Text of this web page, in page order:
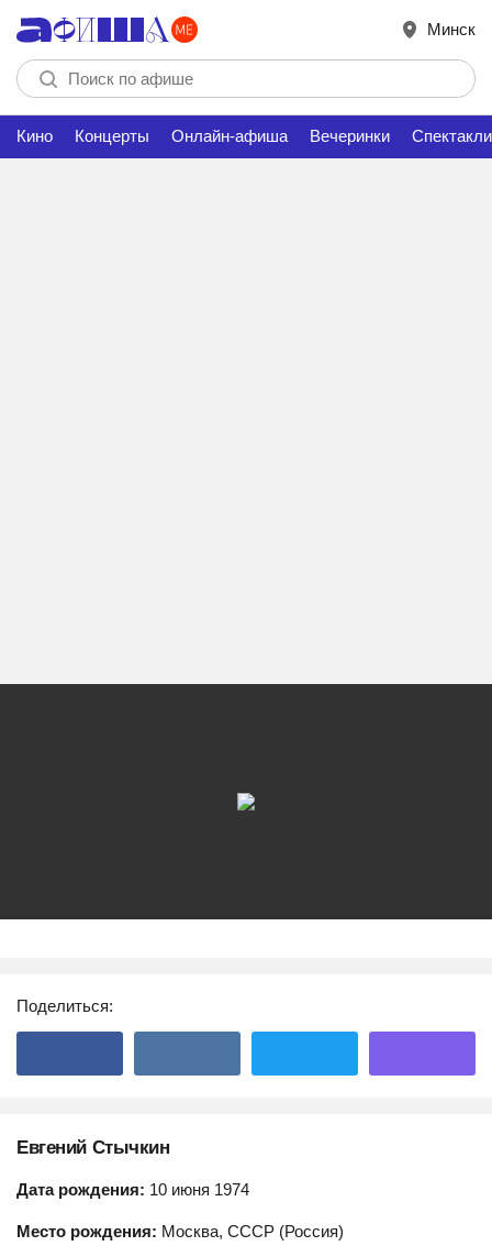
Минск
Кино Концерты Онлайн-афиша Вечеринки Спектакли
Поделиться:
Евгений Стычкин
Дата рождения: 10 июня 1974
Место рождения: Москва, СССР (Россия)